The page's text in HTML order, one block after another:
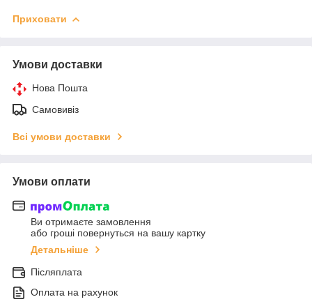
Приховати
Умови доставки
Нова Пошта
Самовивіз
Всі умови доставки
Умови оплати
Ви отримаєте замовлення
або гроші повернуться на вашу картку
Детальніше
Післяплата
Оплата на рахунок